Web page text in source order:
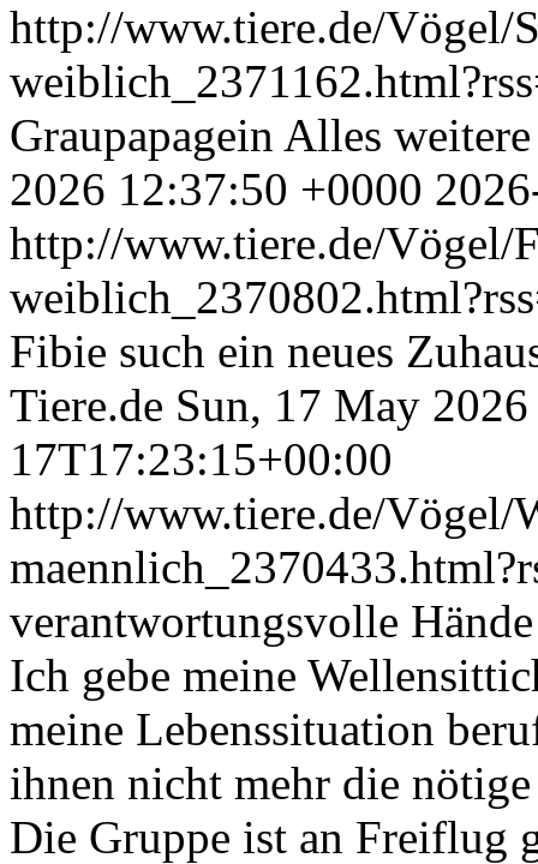
http://www.tiere.de/Vögel/
Graupapagein Alles
2026 12:37:50 +0000
http://www.tiere.de/Vögel/
Fibie such ein neues
Tiere.de Sun, 17 May
17T17:23:15+00:00
http://www.tiere.de/Vögel/
verantwortungsvolle
Ich gebe meine
meine Lebenssituation
ihnen nicht mehr die
Die Gruppe ist an Freiflug